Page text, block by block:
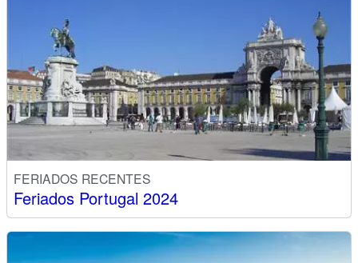
FERIADOS RECENTES
Feriados Portugal 2024